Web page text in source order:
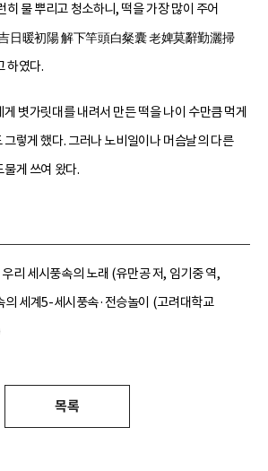
히 물 뿌리고 청소하니, 떡을 가장 많이 주어
日暖初陽 解下竿頭白粲囊 老婢莫辭勤灑掃
하였다.
볏가릿대를 내려서 만든 떡을 나이 수만큼 먹게
렇게 했다. 그러나 노비일이나 머슴날의 다른
게 쓰여 왔다.
리 세시풍속의 노래 (유만공 저, 임기중 역,
의 세계5-세시풍속·전승놀이 (고려대학교
목록